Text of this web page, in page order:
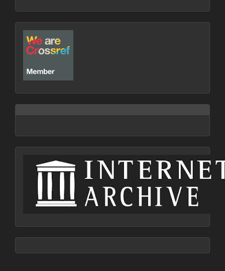
crossref
archive